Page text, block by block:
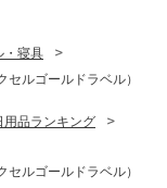
・寝具
セルゴールドラベル）
用品ランキング
セルゴールドラベル）